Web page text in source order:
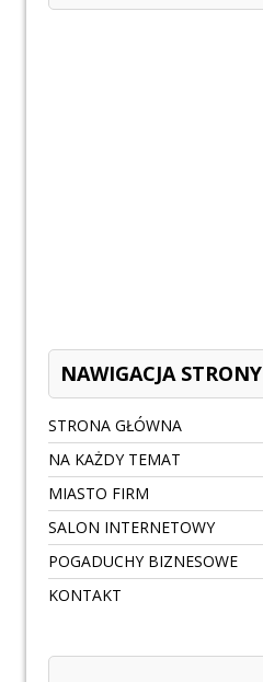
NAWIGACJA STRONY
STRONA GŁÓWNA
NA KAŻDY TEMAT
MIASTO FIRM
SALON INTERNETOWY
POGADUCHY BIZNESOWE
KONTAKT